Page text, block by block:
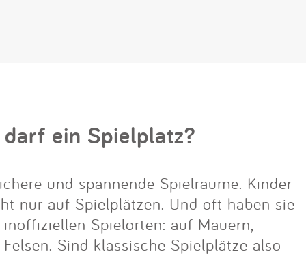
ein Spielplatz?
und spannende Spielräume. Kinder
nur auf Spielplätzen. Und oft haben sie
Spielorten: auf Mauern,
Sind klassische Spielplätze also